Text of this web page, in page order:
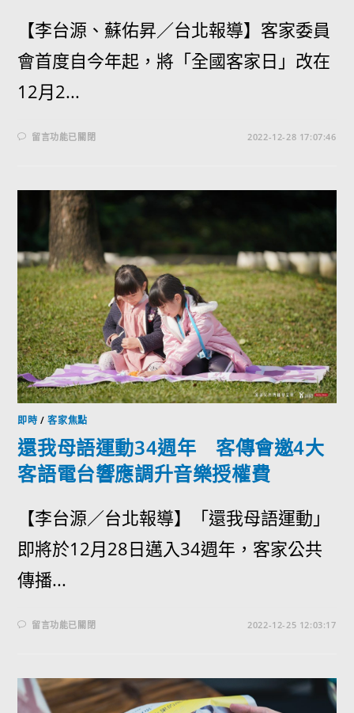
【李台源、蘇佑昇／台北報導】客家委員
會首度自今年起，將「全國客家日」改在
12月2...
留言功能已關閉 2022-12-28 17:07:46
即時 /客家焦點
還我母語運動34週年 客傳會邀4大
客語電台響應調升音樂授權費
【李台源／台北報導】「還我母語運動」
即將於12月28日邁入34週年，客家公共
傳播...
留言功能已關閉 2022-12-25 12:03:17